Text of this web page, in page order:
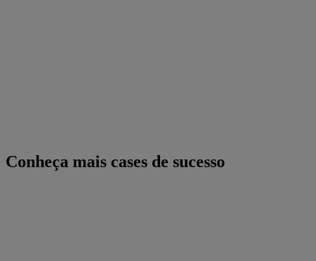
Conheça mais cases de sucesso